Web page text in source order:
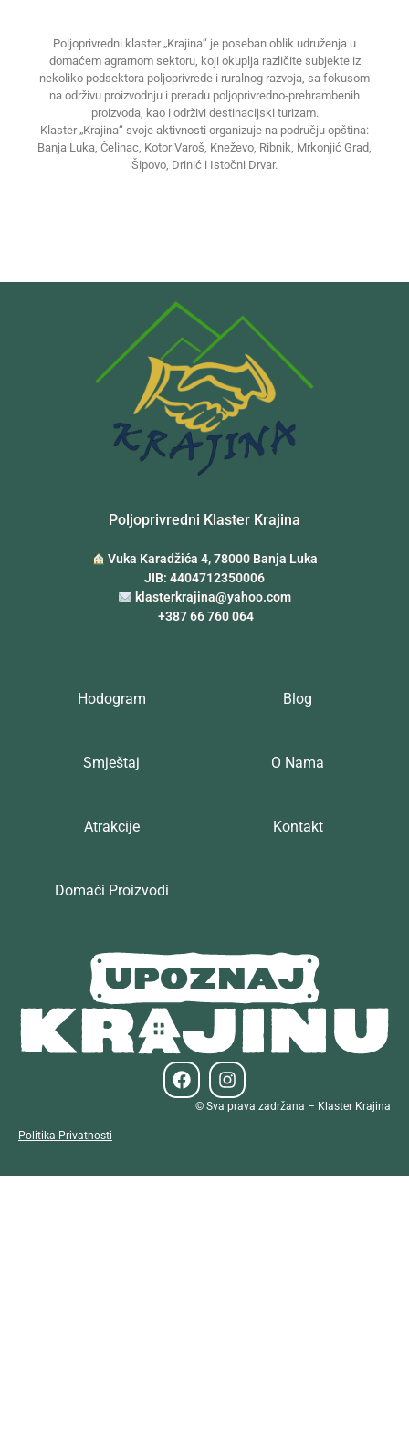
Poljoprivredni klaster „Krajina“ je poseban oblik udruženja u
domaćem agrarnom sektoru, koji okuplja različite subjekte iz
nekoliko podsektora poljoprivrede i ruralnog razvoja, sa fokusom
na održivu proizvodnju i preradu poljoprivredno-prehrambenih
proizvoda, kao i održivi destinacijski turizam.
Klaster „Krajina“ svoje aktivnosti organizuje na području opština:
Banja Luka, Čelinac, Kotor Varoš, Kneževo, Ribnik, Mrkonjić Grad,
Šipovo, Drinić i Istočni Drvar.
Poljoprivredni Klaster Krajina
Vuka Karadžića 4, 78000 Banja Luka
JIB: 4404712350006
klasterkrajina@yahoo.com
+387 66 760 064
Hodogram
Smještaj
Atrakcije
Domaći Proizvodi
Blog
O Nama
Kontakt
© Sva prava zadržana – Klaster Krajina
Politika Privatnosti